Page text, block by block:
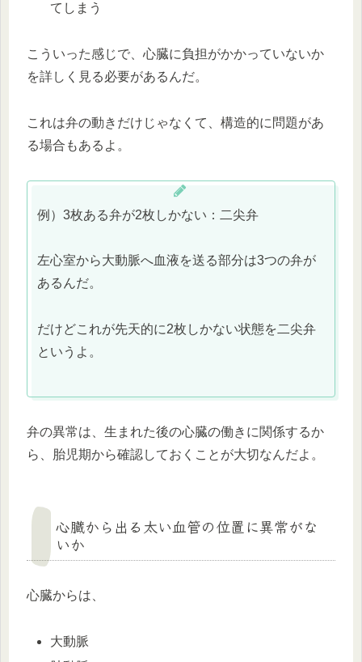
てしまう
こういった感じで、心臓に負担がかかっていないか
を詳しく見る必要があるんだ。
これは弁の動きだけじゃなくて、構造的に問題があ
る場合もあるよ。
例）3枚ある弁が2枚しかない：二尖弁
左心室から大動脈へ血液を送る部分は3つの弁が
あるんだ。
だけどこれが先天的に2枚しかない状態を二尖弁
というよ。
弁の異常は、生まれた後の心臓の働きに関係するか
ら、胎児期から確認しておくことが大切なんだよ。
心臓から出る太い血管の位置に異常がな
いか
心臓からは、
大動脈